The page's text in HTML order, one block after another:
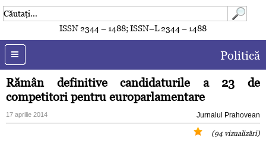
ISSN 2344 – 1488; ISSN–L 2344 – 1488
Politică
Rămân definitive candidaturile a 23 de
competitori pentru europarlamentare
17 aprilie 2014 Jurnalul Prahovean
(94 vizualizări)